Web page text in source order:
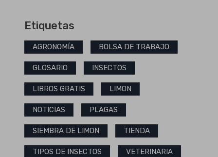
Etiquetas
AGRONOMÍA BOLSA DE TRABAJO
GLOSARIO INSECTOS
LIBROS GRATIS LIMON
NOTICIAS PLAGAS
SIEMBRA DE LIMON TIENDA
TIPOS DE INSECTOS VETERINARIA